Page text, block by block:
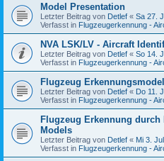
Model Presentation
Letzter Beitrag von Detlef « Sa 27.
Verfasst in Flugzeugerkennung -
NVA LSK/LV - Aircraft
Letzter Beitrag von Detlef « So 14.
Verfasst in Flugzeugerkennung -
Flugzeug
Letzter Beitrag von Detlef « Do 11.
Verfasst in Flugzeugerkennung -
Flugzeug Erkennung durch
Models
Letzter Beitrag von Detlef « Mi 3.
Verfasst in Flugzeugerkennung -